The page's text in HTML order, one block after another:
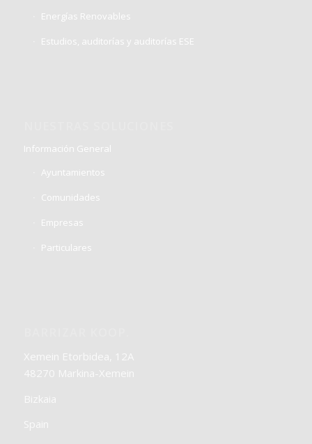
Energías Renovables
Estudios, auditorías y auditorías ESE
Información General
Ayuntamientos
Comunidades
Empresas
Particulares